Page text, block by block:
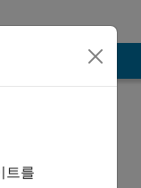
트를